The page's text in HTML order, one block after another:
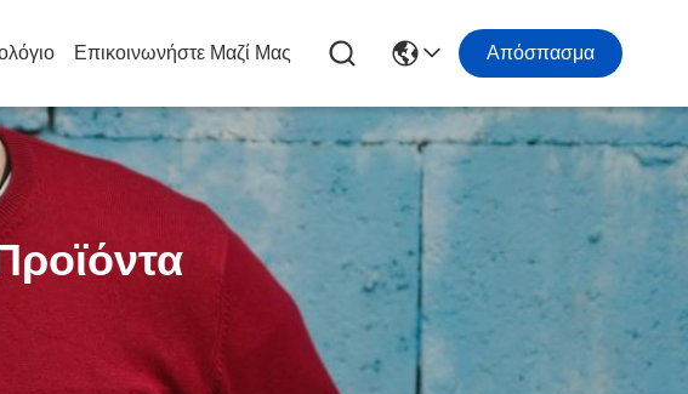
Επικοινωνήστε Μαζί Μας Απόσπασμα